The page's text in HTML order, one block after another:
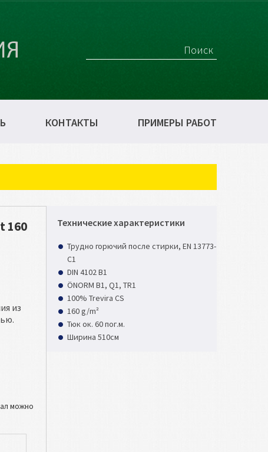
КОНТАКТЫ ПРИМЕРЫ РАБОТ
160
из
можно
Технические характеристики
Трудно горючий после стирки, EN 13773-
C1
DIN 4102 B1
ÖNORM B1, Q1, TR1
100% Trevira CS
160 g/m²
Тюк ок. 60 пог.м.
Ширина 510см